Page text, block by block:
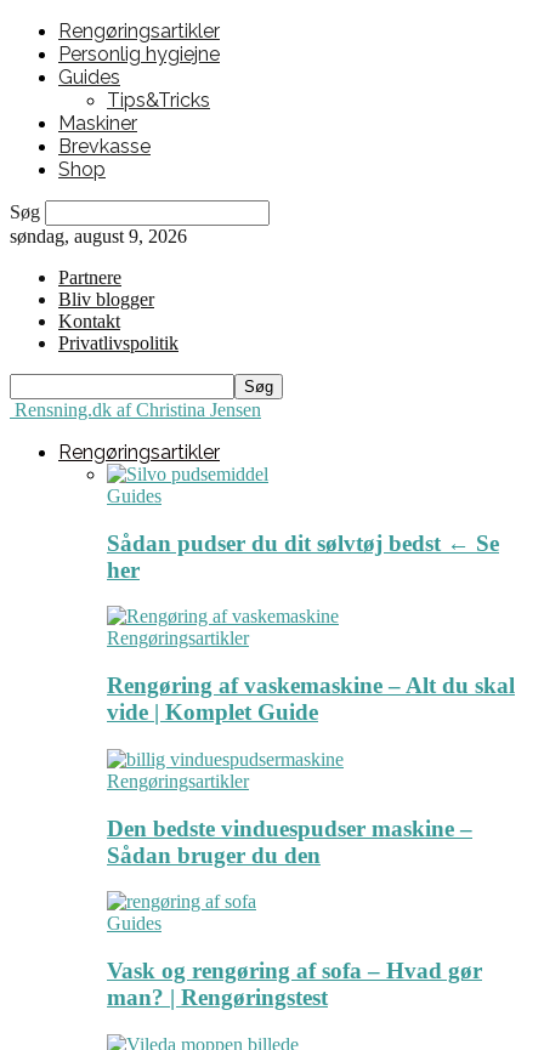
Rengøringsartikler
Personlig hygiejne
Guides
Tips&Tricks
Maskiner
Brevkasse
Shop
Søg
søndag, august 9, 2026
Partnere
Bliv blogger
Kontakt
Privatlivspolitik
Rensning.dk af Christina Jensen
Rengøringsartikler
Guides
Sådan pudser du dit sølvtøj bedst ← Se
her
Rengøringsartikler
Rengøring af vaskemaskine – Alt du skal
vide | Komplet Guide
Rengøringsartikler
Den bedste vinduespudser maskine –
Sådan bruger du den
Guides
Vask og rengøring af sofa – Hvad gør
man? | Rengøringstest